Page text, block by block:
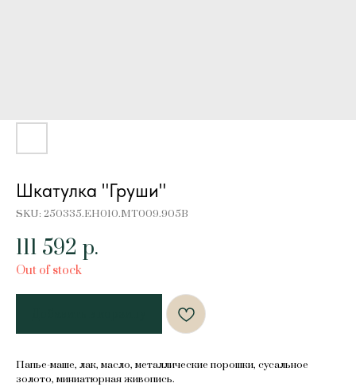
Шкатулка "Груши"
SKU: 250335.EH010.MT009.905B
111 592 р.
Out of stock
Папье-маше, лак, масло, металлические порошки, сусальное
золото, миниатюрная живопись.